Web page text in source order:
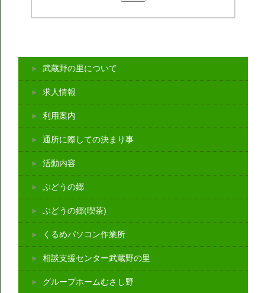
武蔵野の里について
求人情報
利用案内
通所に際しての決まり事
活動内容
ぶどうの郷
ぶどうの郷(喫茶)
くるめパソコン作業所
相談支援センター武蔵野の里
グループホームむさし野